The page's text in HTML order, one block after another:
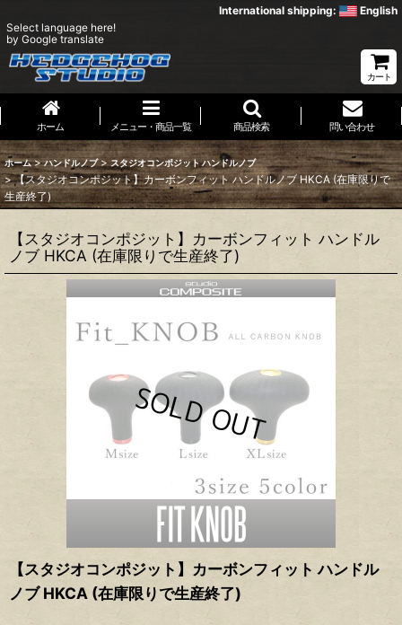
International shipping:
English
Select language here!
by Google translate
カート
ホーム メニュー・商品一覧 商品検索 問い合わせ
ホーム > ハンドルノブ > スタジオコンポジット ハンドルノブ
> 【スタジオコンポジット】カーボンフィット ハンドルノブ HKCA (在庫限りで
生産終了)
【スタジオコンポジット】カーボンフィット ハンドル
ノブ HKCA (在庫限りで生産終了)
【スタジオコンポジット】カーボンフィット ハンドル
ノブ HKCA (在庫限りで生産終了)